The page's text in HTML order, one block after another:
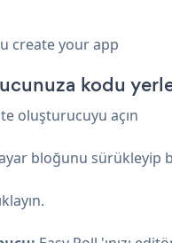
create your app
kodu
oluşturucuyu açın
bloğunu sürükleyip